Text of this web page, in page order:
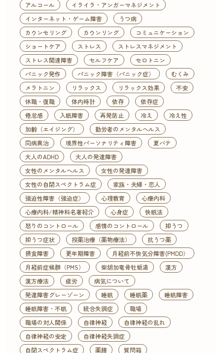
アルコール
イライラ・アンガーマネジメント
インターネット・ゲーム障害
うつ病
カウンセリング
カウンリング
コミュニケーション
ショートケア
ストレス
ストレスマネジメント
ストレス関連障害
セルフケア
セロトニン
パニック発作
パニック障害（パニック症）
むくみ
メラトニン
リラックス リラックス効果
不安
休職・復職
体内時計 依存
依存症
倦怠感
入眠障害 再発防止 冷え
冷え性
加齢（エイジング）
勤労者のメンタルヘルス
同病異治
境界性パーソナリティ障害
夏バテ
大人のADHD
大人の発達障害
女性のメンタルヘルス
女性の発達障害
女性の自閉スペクトラム症
家族・夫婦・恋人
強迫性障害（強迫症）
心理教育
心療内科
心療内科/精神科名著紹介
心身症
快眠法
怒りのコントロール
感情のコントロール
抑うつ
抑うつ症状
投薬治療（薬物療法）
抗うつ薬
摂食障害
更年期障害
月経前不快気分障害(PMDD）
月経前症候群（PMS）
柴胡加竜骨牡蛎湯
漢方
漢方療法
疲労
病気について
発達障害グレーゾーン
睡眠 睡眠薬
睡眠障害
睡眠障害・不眠
統合失調症
職場
職場の対人関係
自律神経
自律神経の乱れ
自律神経の安定
自律神経失調症
自閉スペクトラム症
薬膳
質問箱